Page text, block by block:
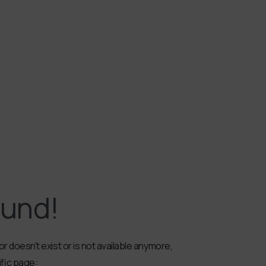
doesn't exist or is not available anymore,
page: